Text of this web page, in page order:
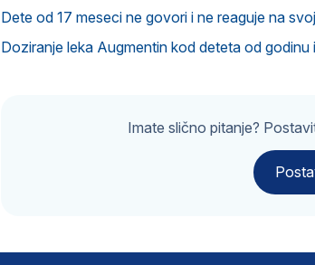
Dete od 17 meseci ne govori i ne reaguje na
Doziranje leka Augmentin kod deteta od godinu
Imate slično pitanje?